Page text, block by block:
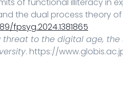
the dual process theory
fpsyg.2024.1381865
threat to the digital age,
. https://